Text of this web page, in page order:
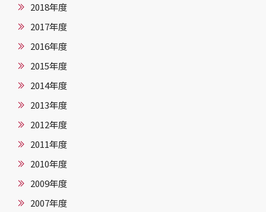
2018年度
2017年度
2016年度
2015年度
2014年度
2013年度
2012年度
2011年度
2010年度
2009年度
2007年度